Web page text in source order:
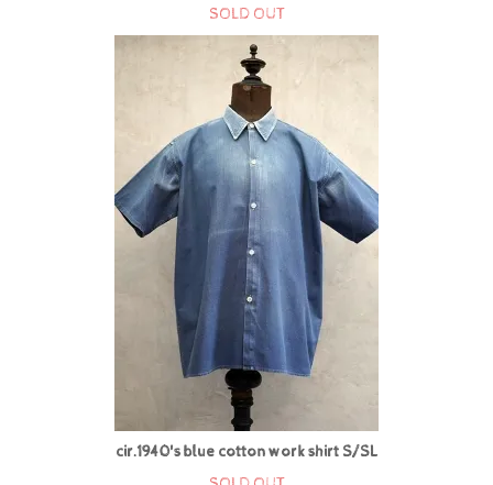
SOLD OUT
cir.1940's blue cotton work shirt S/SL